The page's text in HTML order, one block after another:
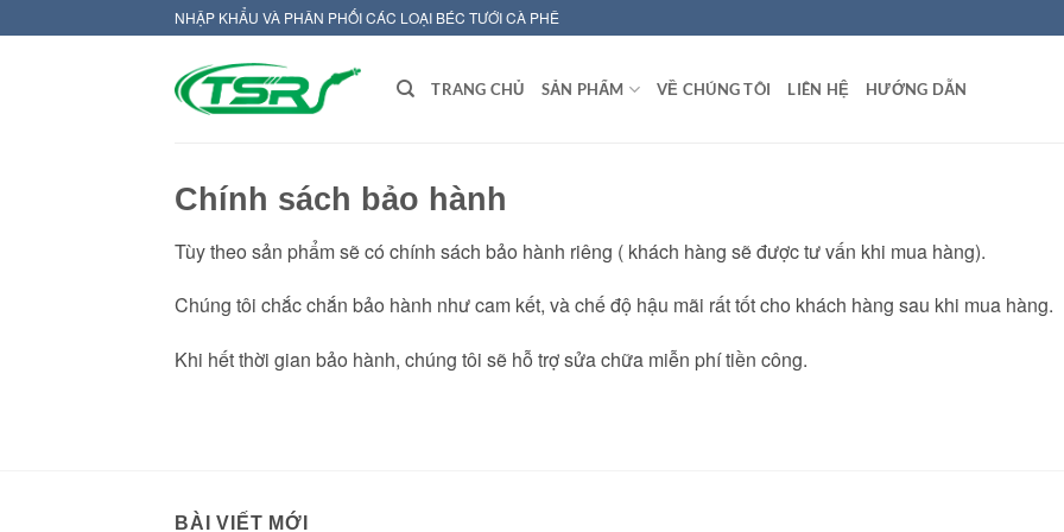
qua
NHẬP KHẨU VÀ PHÂN PHỐI CÁC LOẠI BÉC TƯỚI CÀ PHÊ
TRANG CHỦ SẢN PHẨM VỀ CHÚNG TÔI LIÊN HỆ HƯỚNG DẪN
Chính sách bảo hành
Tùy theo sản phẩm sẽ có chính sách bảo hành riêng ( khách hàng sẽ được tư vấn khi mua hàng).
Chúng tôi chắc chắn bảo hành như cam kết, và chế độ hậu mãi rất tốt cho khách hàng sau khi mua hàng.
Khi hết thời gian bảo hành, chúng tôi sẽ hỗ trợ sửa chữa miễn phí tiền công.
BÀI VIẾT MỚI